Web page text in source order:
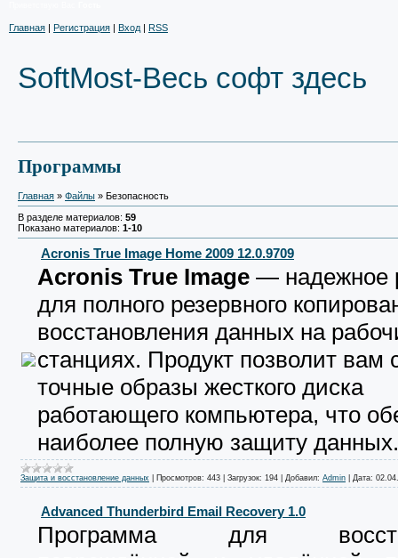
Главная | Регистрация | Вход | RSS
SoftMost-Весь софт здесь
Программы
Главная » Файлы » Безопасность
В разделе материалов: 59
Показано материалов: 1-10
Acronis True Image Home 2009 12.0.9709
Acronis True Image — надежное
для полного резервного
восстановления данных на
станциях. Продукт позволит вам
точные образы жесткого диска
работающего компьютера, что
наиболее полную защиту данных.
Защита и восстановление данных Просмотров: 443 Загрузок: 194 Добавил: Admin Дата:
Advanced Thunderbird Email Recovery 1.0
Программа для